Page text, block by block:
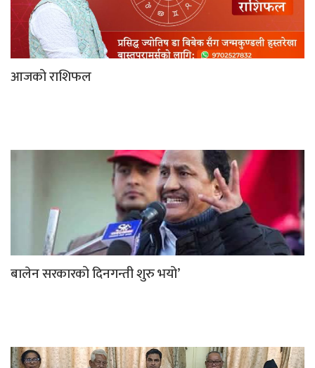
आजको राशिफल
बालेन सरकारको दिनगन्ती शुरु भयो’